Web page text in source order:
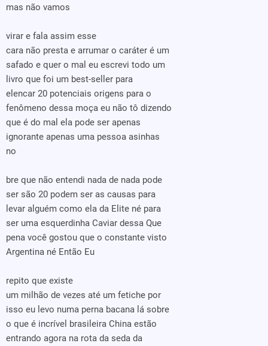
mas não vamos
virar e fala assim esse
cara não presta e arrumar o caráter é um
safado e quer o mal eu escrevi todo um
livro que foi um best-seller para
elencar 20 potenciais origens para o
fenômeno dessa moça eu não tô dizendo
que é do mal ela pode ser apenas
ignorante apenas uma pessoa asinhas
no
bre que não entendi nada de nada pode
ser são 20 podem ser as causas para
levar alguém como ela da Elite né para
ser uma esquerdinha Caviar dessa Que
pena você gostou que o constante visto
Argentina né Então Eu
repito que existe
um milhão de vezes até um fetiche por
isso eu levo numa perna bacana lá sobre
o que é incrível brasileira China estão
entrando agora na rota da seda da